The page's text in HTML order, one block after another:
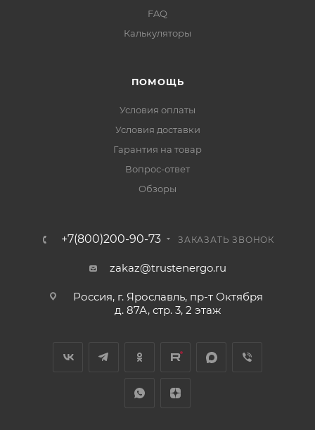
FAQ
Калькуляторы
ПОМОЩЬ
Условия оплаты
Условия доставки
Гарантия на товар
Вопрос-ответ
Обзоры
+7(800)200-90-73 ЗАКАЗАТЬ ЗВОНОК
zakaz@trustenergo.ru
Россия, г. Ярославль, пр-т Октября
д. 87А, стр. 3, 2 этаж